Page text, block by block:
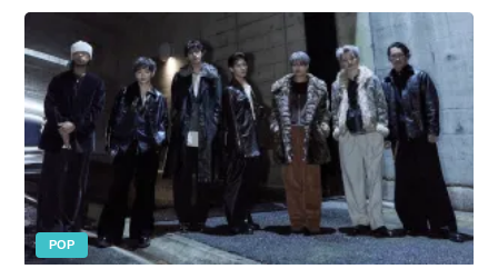
POP